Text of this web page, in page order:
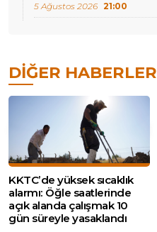
5 Ağustos 2026 21:00
DIĞER HABERLER
KKTC’de yüksek sıcaklık
alarmı: Öğle saatlerinde
açık alanda çalışmak 10
gün süreyle yasaklandı